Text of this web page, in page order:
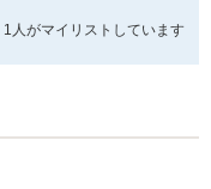
1人がマイリストしています